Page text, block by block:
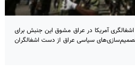
اشغالگری آمریکا در عراق مشوق این جنبش برای
سیاسی عراق از دست اشغالگران